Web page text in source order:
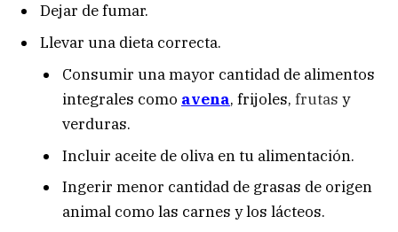
Dejar de fumar.
Llevar una dieta correcta.
Consumir una mayor cantidad de alimentos
integrales como avena, frijoles, frutas y
verduras.
Incluir aceite de oliva en tu alimentación.
Ingerir menor cantidad de grasas de origen
animal como las carnes y los lácteos.